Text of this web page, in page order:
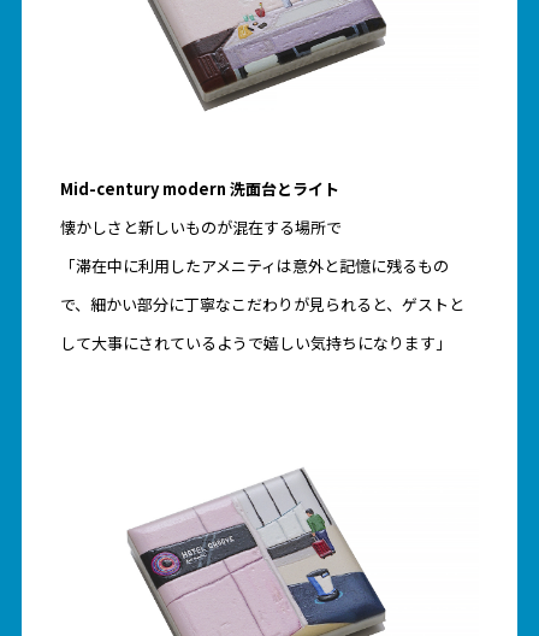
Mid-century modern 洗面台とライト
懐かしさと新しいものが混在する場所で
「滞在中に利用したアメニティは意外と記憶に残るもの
で、細かい部分に丁寧なこだわりが見られると、ゲストと
して大事にされているようで嬉しい気持ちになります」